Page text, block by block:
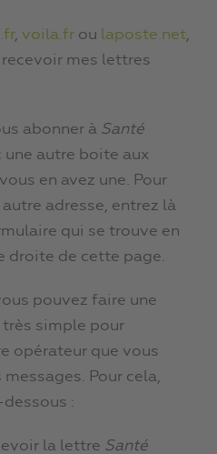
, voila.fr ou laposte.net,
mes lettres
abonner à Santé
une autre boite aux
en avez une. Pour
adresse, entrez là
qui se trouve en
droite de cette page.
pouvez faire une
simple pour
opérateur que vous
Pour cela,
:
la lettre Santé